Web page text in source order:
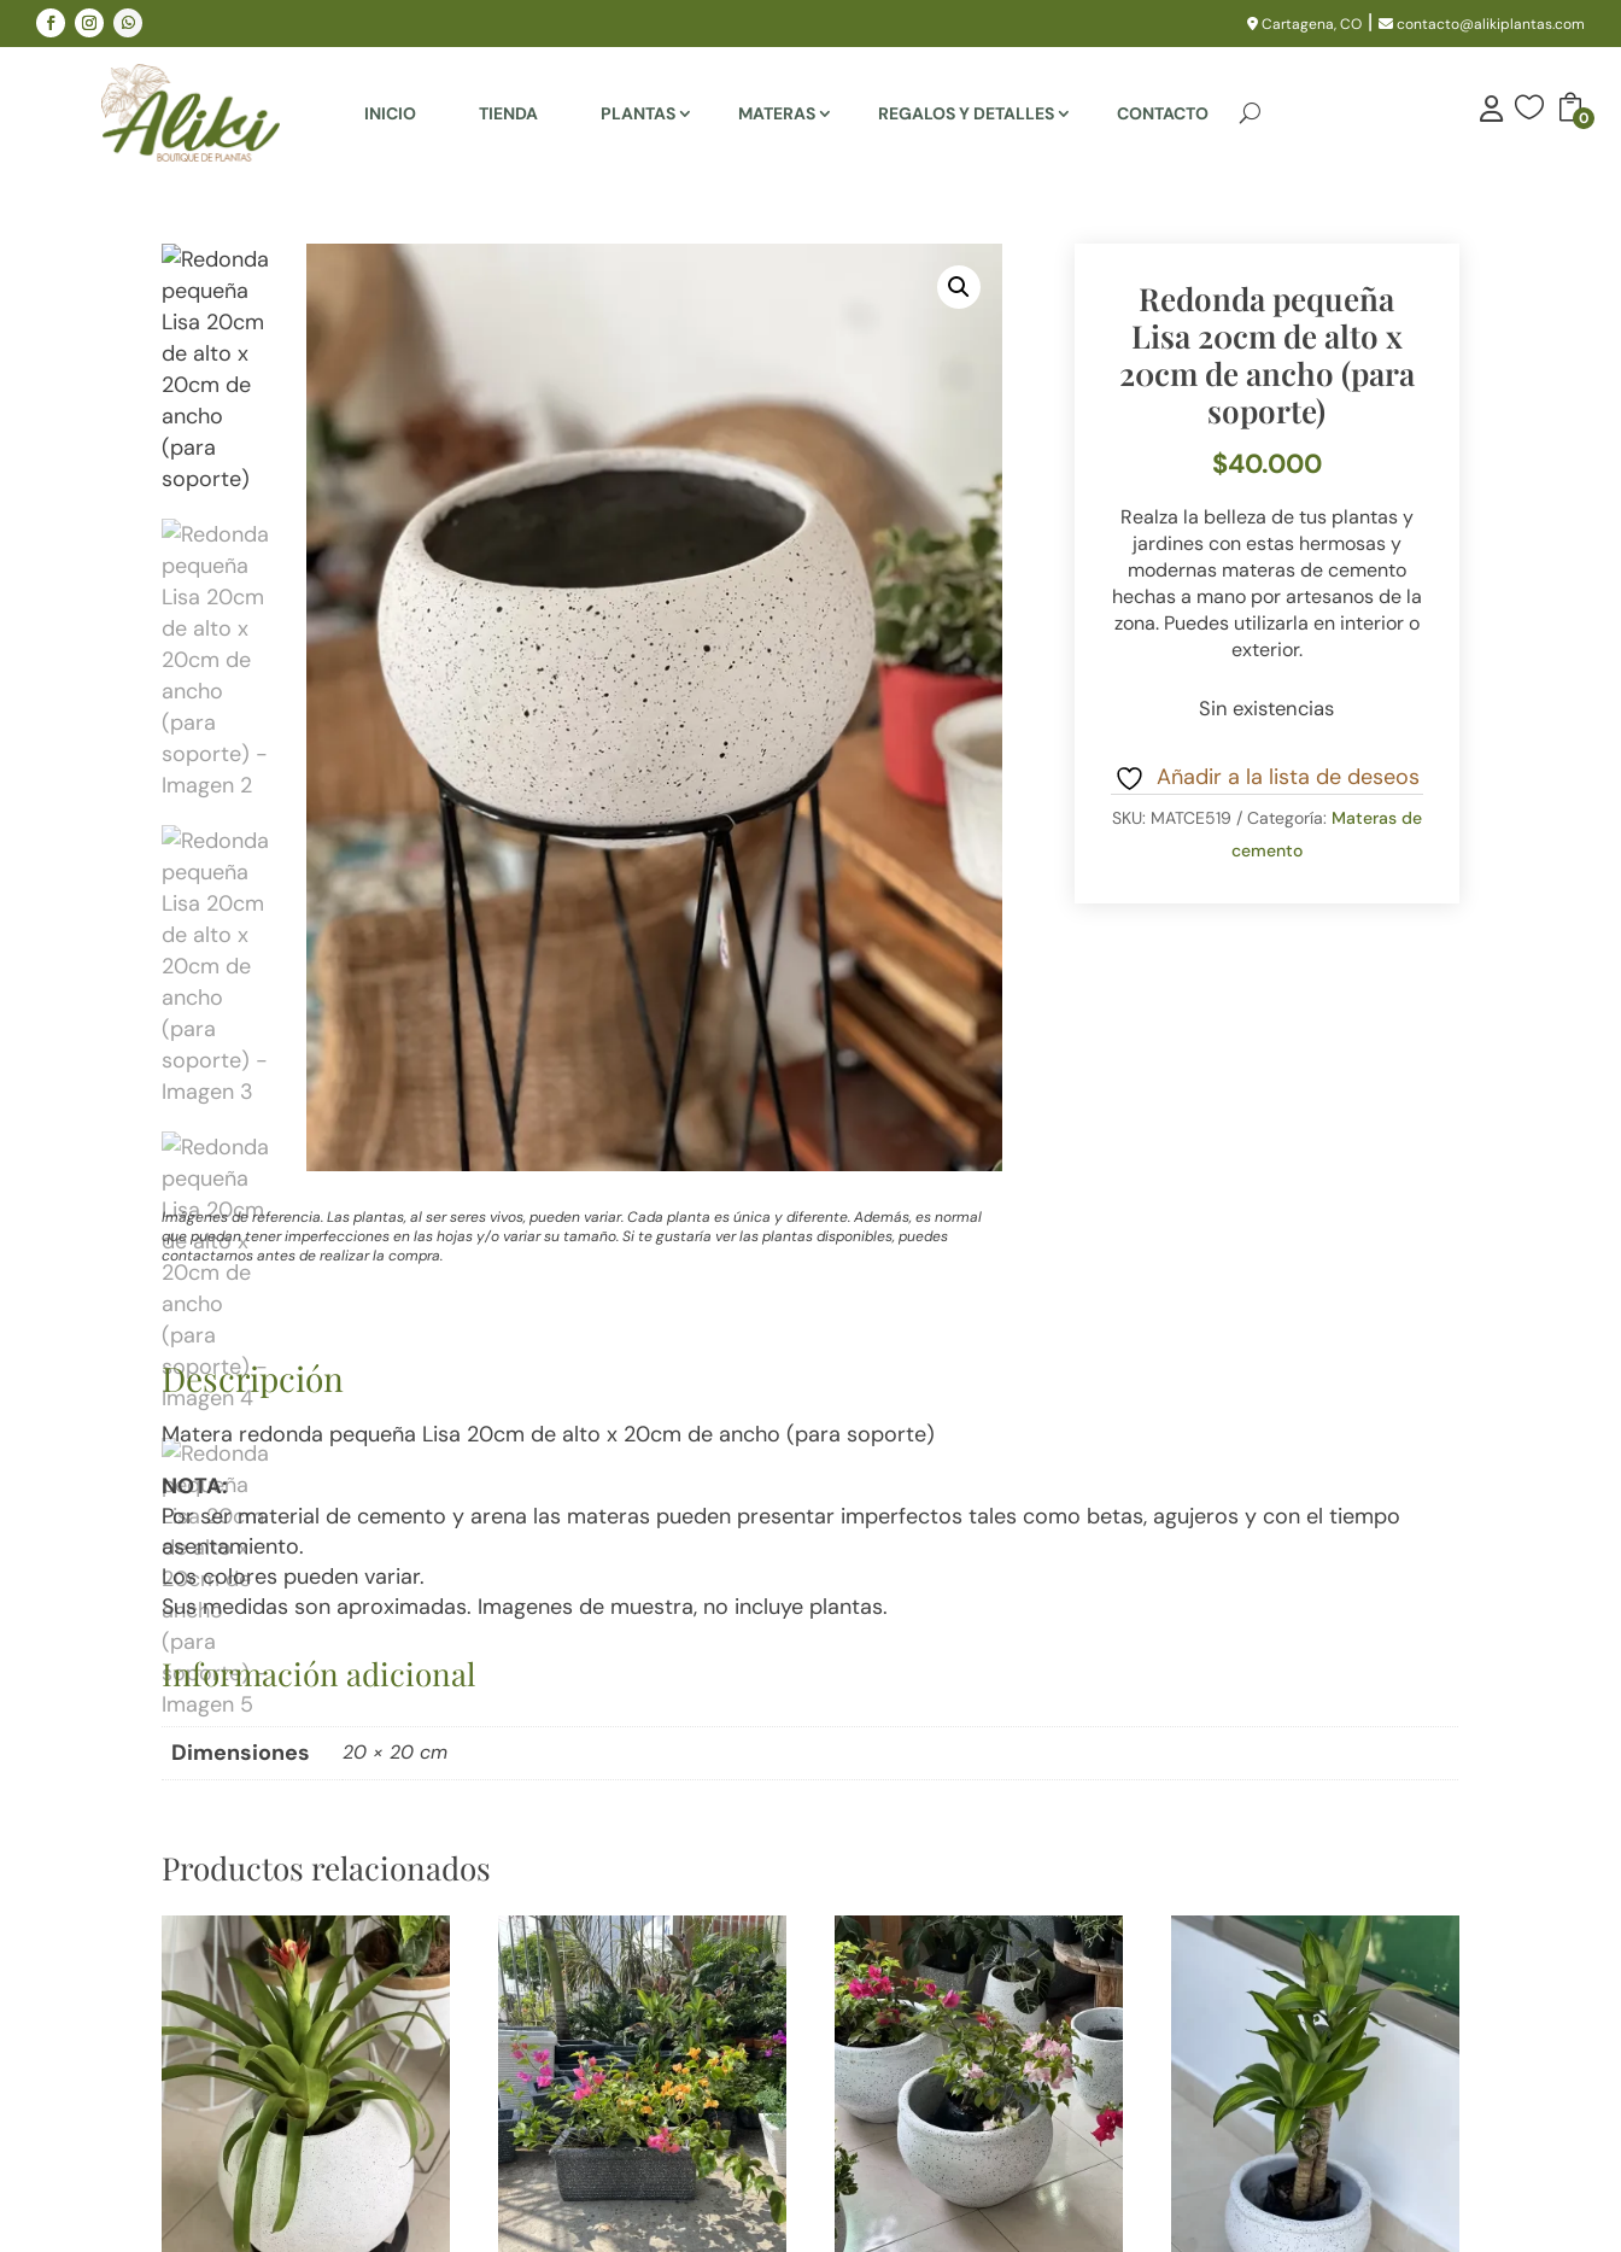
Cartagena, CO | contacto@alikiplantas.com
INICIO TIENDA PLANTAS MATERAS REGALOS Y DETALLES CONTACTO 0

Imágenes de referencia. Las plantas, al ser seres vivos, pueden variar. Cada planta es única y diferente. Además, es normal
que puedan tener imperfecciones en las hojas y/o variar su tamaño. Si te gustaría ver las plantas disponibles, puedes
contactarnos antes de realizar la compra.
Redonda pequeña
Lisa 20cm de alto x
20cm de ancho (para
soporte)
$40.000
Realza la belleza de tus plantas y
jardines con estas hermosas y
modernas materas de cemento
hechas a mano por artesanos de la
zona. Puedes utilizarla en interior o
exterior.
Sin existencias
Añadir a la lista de deseos
SKU: MATCE519 Categoría: Materas de
cemento
Descripción
Matera redonda pequeña Lisa 20cm de alto x 20cm de ancho (para soporte)
NOTA:
Por ser material de cemento y arena las materas pueden presentar imperfectos tales como betas, agujeros y con el tiempo
asentamiento.
Los colores pueden variar.
Sus medidas son aproximadas. Imagenes de muestra, no incluye plantas.
Información adicional
Dimensiones 20 × 20 cm
Productos relacionados